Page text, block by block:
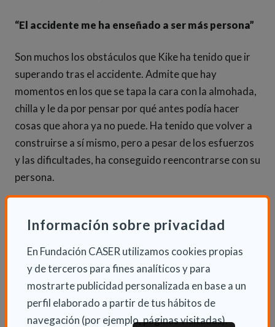
Información sobre privacidad
En Fundación CASER utilizamos cookies propias
y de terceros para fines analíticos y para
mostrarte publicidad personalizada en base a un
perfil elaborado a partir de tus hábitos de
navegación (por ejemplo, páginas visitadas).
“El accidente me ha enseñado a ser más persona”
Son muchos los obstáculos que Kike ha tenido que ir
superando tras el accidente. Admite que hay
momentos en los que se tapa la cara con la almohada,
chilla y le da por pensar por qué antes podía hacer
cosas que ahora ya no puede. Ha tenido que volver a
construirse a sí mismo, pero a pesar de los esfuerzos
y las dificultades, ha conseguido reencontrarse con su
persona.
nada ni de nadie, sino que fuera el ejemplo de que
tenemos ganas de vivir”, dice, al tiempo que reconoce
que el accidente le obligó a madurar a una velocidad
más rápida y a valorar lo que realmente merece la
pena, además de enseñarle a “ser más persona”.